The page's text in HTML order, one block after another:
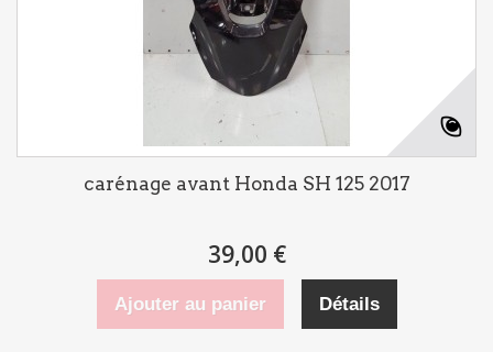
carénage avant Honda SH 125 2017
39,00 €
Ajouter au panier Détails